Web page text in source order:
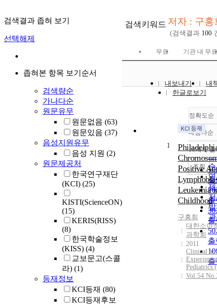
검색결과 좁혀 보기
선택해제
좁혀본 항목 보기순서
검색량순
가나다순
원문유무
원문없음 (63)
원문있음 (37)
음성지원유무
음성 지원 (2)
원문제공처
한국연구재단
(KCI) (25)
KISTI(ScienceON)
(15)
KERIS(RISS)
(8)
한국학술정보
(KISS) (4)
교보문고(스콜
라) (1)
등재정보
KCI등재 (80)
KCI등재후보
검색키워드 저자 : 구홍
(검색결과 100
무료 기관 내 무료
내보내기
내
한글로보기
정확도순
순
순
내림차순
내
10개씩 출
출
출
출
조회
1
Positive
Leukemia
Childhood
구홍회
대한소아
과학회
2011
Clinical
Pediatrics
Vol.54